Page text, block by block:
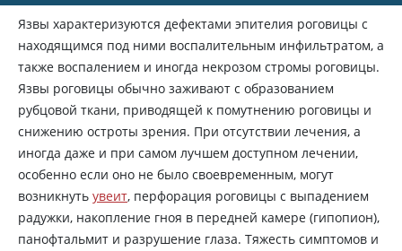
Язвы характеризуются дефектами эпителия роговицы с
находящимся под ними воспалительным инфильтратом, а
также воспалением и иногда некрозом стромы роговицы.
Язвы роговицы обычно заживают с образованием
рубцовой ткани, приводящей к помутнению роговицы и
снижению остроты зрения. При отсутствии лечения, а
иногда даже и при самом лучшем доступном лечении,
особенно если оно не было своевременным, могут
возникнуть увеит, перфорация роговицы с выпадением
радужки, накопление гноя в передней камере (гипопион),
панофтальмит и разрушение глаза. Тяжесть симптомов и